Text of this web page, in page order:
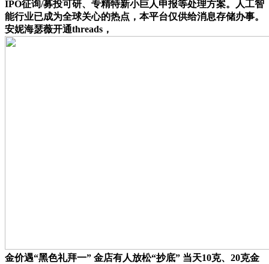
IPO征询/募投可研、专精特新小巨人申报等处理方案。人工智
能行业已成为全球关心的热点，本平台仅供给消息存储办事。
安妮海瑟薇开通threads，
金价遇“黑色礼拜一” 金店有人放松“抄底” 当天10克、20克金